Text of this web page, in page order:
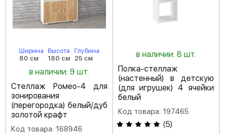
Ширина
80 см
Высота
180 см
Глубина
25 см
в наличии: 9 шт.
Стеллаж Ромео-4 для
зонирования
(перегородка) белый/дуб
золотой крафт
Код товара: 168946
в наличии: 8 шт.
Полка-стеллаж
(настенный) в детскую
(для игрушек) 4 ячейки
белый
Код товара: 197465
(5)